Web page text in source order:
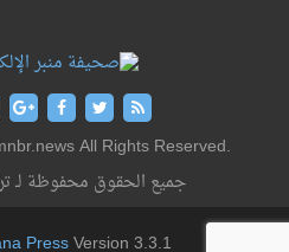
All Rights Reserved.
جميع الحقوق محفوظة لـ
PressVersion 3.3.1